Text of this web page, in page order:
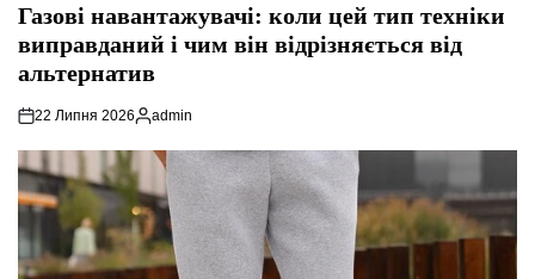
Газові навантажувачі: коли цей тип техніки
виправданий і чим він відрізняється від
альтернатив
22 Липня 2026
Опубліковано
admin